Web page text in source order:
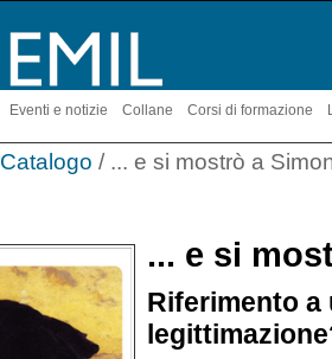
Eventi e notizie Collane Corsi di formazione
Catalogo / ... e si mostrò a
... e si
Riferimento a